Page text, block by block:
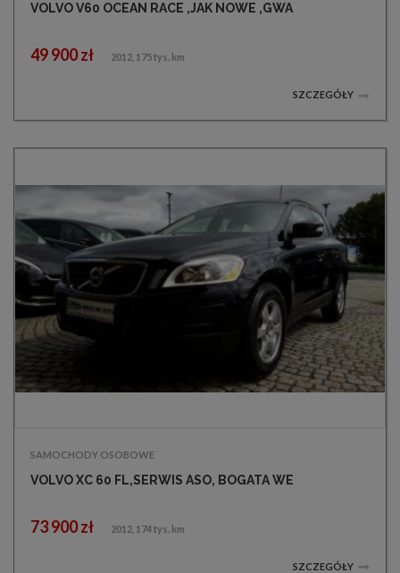
VOLVO V60 OCEAN RACE ,JAK NOWE ,GWA
49 900 zł 2012, 175 tys. km
SZCZEGÓŁY
SAMOCHODY OSOBOWE
VOLVO XC 60 FL,SERWIS ASO, BOGATA WE
73 900 zł 2012, 174 tys. km
SZCZEGÓŁY